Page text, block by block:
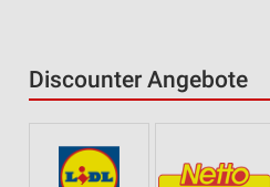
Discounter Angebote